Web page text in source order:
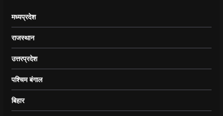
मध्यप्रदेश
राजस्थान
उत्तरप्रदेश
पश्चिम बंगाल
बिहार